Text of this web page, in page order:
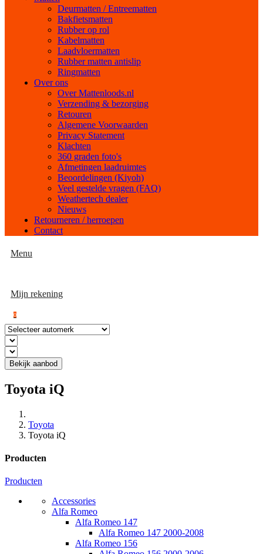
Deurmatten / Entreematten
Bakfietsmatten
Rubber op rol
Kabelmatten
Laadvloermatten
Rubber matten antislip
Ringmatten
Over ons
Over Mattenloods.nl
Verzending & bezorging
Retouren
Algemene Voorwaarden
Privacy Statement
Klachten
360 graden foto's
Afmetingen laadruimtes
Beoordelingen (Kiyoh)
Veel gestelde vragen (FAQ)
Weathertech dealer
Nieuws
Retourneren / herroepen
Contact
Menu
Mijn rekening
0
Bekijk aanbod
Toyota iQ
Toyota
Toyota iQ
Producten
Producten
Accessories
Alfa Romeo
Alfa Romeo 147
Alfa Romeo 147 2000-2008
Alfa Romeo 156